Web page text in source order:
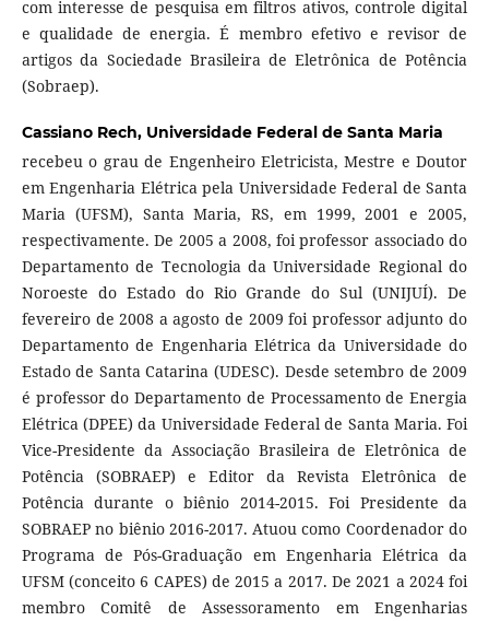
com interesse de pesquisa em filtros ativos, controle digital
e qualidade de energia. É membro efetivo e revisor de
artigos da Sociedade Brasileira de Eletrônica de Potência
(Sobraep).
Cassiano Rech, Universidade Federal de Santa Maria
recebeu o grau de Engenheiro Eletricista, Mestre e Doutor
em Engenharia Elétrica pela Universidade Federal de Santa
Maria (UFSM), Santa Maria, RS, em 1999, 2001 e 2005,
respectivamente. De 2005 a 2008, foi professor associado do
Departamento de Tecnologia da Universidade Regional do
Noroeste do Estado do Rio Grande do Sul (UNIJUÍ). De
fevereiro de 2008 a agosto de 2009 foi professor adjunto do
Departamento de Engenharia Elétrica da Universidade do
Estado de Santa Catarina (UDESC). Desde setembro de 2009
é professor do Departamento de Processamento de Energia
Elétrica (DPEE) da Universidade Federal de Santa Maria. Foi
Vice-Presidente da Associação Brasileira de Eletrônica de
Potência (SOBRAEP) e Editor da Revista Eletrônica de
Potência durante o biênio 2014-2015. Foi Presidente da
SOBRAEP no biênio 2016-2017. Atuou como Coordenador do
Programa de Pós-Graduação em Engenharia Elétrica da
UFSM (conceito 6 CAPES) de 2015 a 2017. De 2021 a 2024 foi
membro Comitê de Assessoramento em Engenharias